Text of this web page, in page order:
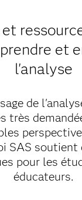
et
l'analyse
de
très
SAS
pour les
éducateurs.